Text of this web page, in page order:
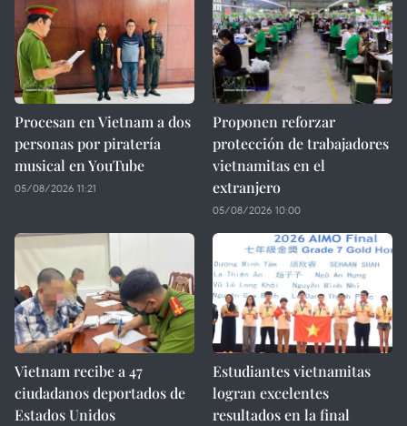
Procesan en Vietnam a dos
personas por piratería
musical en YouTube
05/08/2026 11:21
Proponen reforzar
protección de trabajadores
vietnamitas en el
extranjero
05/08/2026 10:00
Vietnam recibe a 47
ciudadanos deportados de
Estados Unidos
Estudiantes vietnamitas
logran excelentes
resultados en la final